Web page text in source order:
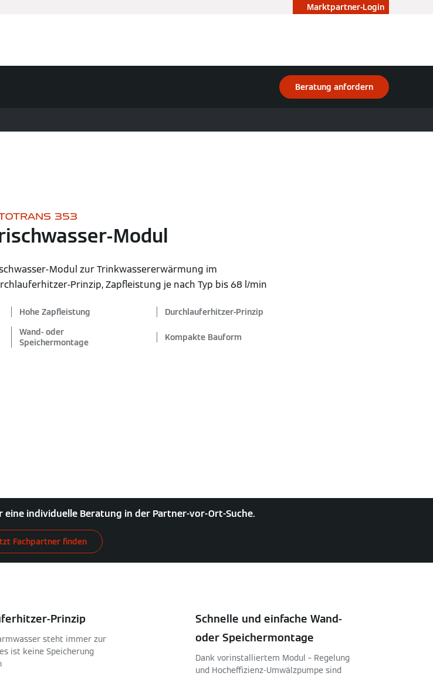
Marktpartner-Login
Beratung anfordern
353
Modul
Modul zur Trinkwassererwärmung im
Prinzip, Zapfleistung je nach Typ bis 68 l/min
Hohe Zapfleistung
Durchlauferhitzer-Prinzip
Wand- oder
Speichermontage
Kompakte Bauform
individuelle Beratung in der Partner-vor-Ort-Suche.
Fachpartner finden
Prinzip
steht immer zur
ist keine Speicherung
Schnelle und einfache Wand-
oder Speichermontage
Dank vorinstalliertem Modul – Regelung
und Hocheffizienz-Umwälzpumpe sind